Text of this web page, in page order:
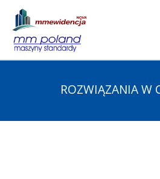
ROZWIĄZANIA W